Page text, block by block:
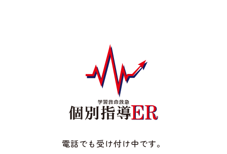
電話でも受け付け中です。